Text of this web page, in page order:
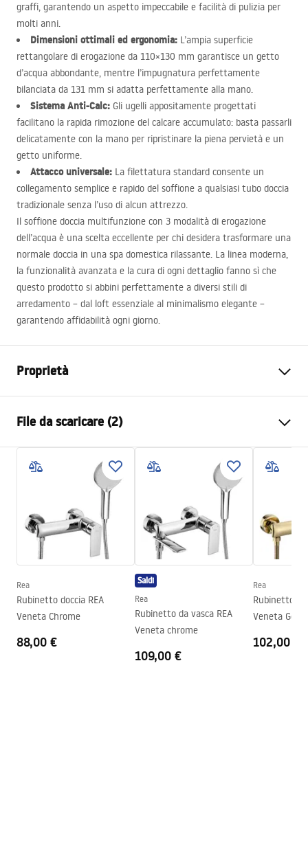
graffi, garantendo un aspetto impeccabile e facilità di pulizia per
molti anni.
Dimensioni ottimali ed ergonomia: L’ampia superficie
rettangolare di erogazione da 110×130 mm garantisce un getto
d’acqua abbondante, mentre l’impugnatura perfettamente
bilanciata da 131 mm si adatta perfettamente alla mano.
Sistema Anti-Calc: Gli ugelli appositamente progettati
facilitano la rapida rimozione del calcare accumulato: basta passarli
delicatamente con la mano per ripristinare la piena pervietà e un
getto uniforme.
Attacco universale: La filettatura standard consente un
collegamento semplice e rapido del soffione a qualsiasi tubo doccia
tradizionale senza l’uso di alcun attrezzo.
Il soffione doccia multifunzione con 3 modalità di erogazione
dell’acqua è una scelta eccellente per chi desidera trasformare una
normale doccia in una spa domestica rilassante. La linea moderna,
la funzionalità avanzata e la cura di ogni dettaglio fanno sì che
questo prodotto si abbini perfettamente a diversi stili di
arredamento – dal loft essenziale al minimalismo elegante –
garantendo affidabilità ogni giorno.
Proprietà
Materiale
Metodo di installazione
A vite
Larghezza
110
Garanzia
24 mesi
File da scaricare (2)
Pielęgnacja
Pielęgnacja.pdf
Condizioni di garanzia
Warranty_Terms_and_Conditions_Accessories_-_24.pdf
Rea
Rubinetto doccia REA
Veneta Chrome
88,00 €
Saldi
Rea
Rubinetto da vasca REA
Veneta chrome
109,00 €
Rea
Rubinetto
Veneta Gold
102,00 €